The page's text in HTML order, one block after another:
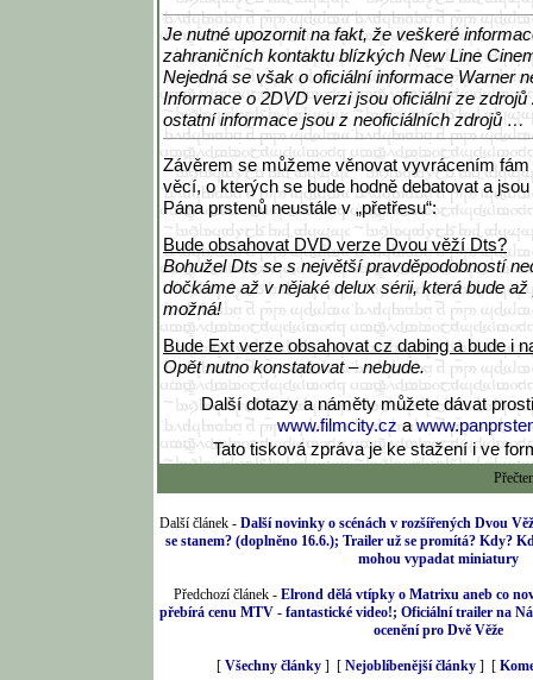
Je nutné upozornit na fakt, že veškeré
zahraničních kontaktu blízkých New Line
Nejedná se však o oficiální informace Warner
Informace o 2DVD verzi jsou oficiální ze
ostatní informace jsou z neoficiálních zdrojů …
Závěrem se můžeme věnovat vyvrácením
věcí, o kterých se bude hodně debatovat a
Pána prstenů neustále v „přetřesu“:
Bude obsahovat DVD verze Dvou věží Dts?
Bohužel Dts se s největší pravděpodobností
dočkáme až v nějaké delux sérii, která bude
možná!
Bude Ext verze obsahovat cz dabing a bude i
Opět nutno konstatovat – nebude.
Další dotazy a náměty můžete dávat
www.filmcity.cza
Tato tisková zpráva je ke stažení i ve
Další článek -Další novinky o scénách v rozšířených Dvou
se stanem? (doplněno 16.6.); Trailer už se promítá? Kdy?
mohou vypadat miniatury
Předchozí článek -Elrond dělá vtípky o Matrixu aneb co
přebírá cenu MTV - fantastické video!; Oficiální trailer na
ocenění pro Dvě Věže
[Všechny články ] [Nejoblíbenější články ] [